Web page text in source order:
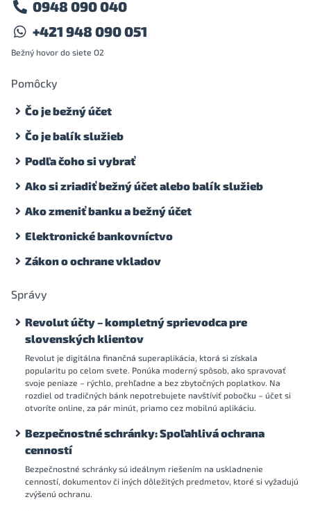
0948 090 040
+421 948 090 051
Bežný hovor do siete O2
Pomôcky
Čo je bežný účet
Čo je balík služieb
Podľa čoho si vybrať
Ako si zriadiť bežný účet alebo balík služieb
Ako zmeniť banku a bežný účet
Elektronické bankovníctvo
Zákon o ochrane vkladov
Správy
Revolut účty – kompletný sprievodca pre
slovenských klientov
Revolut je digitálna finančná superaplikácia, ktorá si získala
popularitu po celom svete. Ponúka moderný spôsob, ako spravovať
svoje peniaze – rýchlo, prehľadne a bez zbytočných poplatkov. Na
rozdiel od tradičných bánk nepotrebujete navštíviť pobočku – účet si
otvoríte online, za pár minút, priamo cez mobilnú aplikáciu.
Bezpečnostné schránky: Spoľahlivá ochrana
cenností
Bezpečnostné schránky sú ideálnym riešením na uskladnenie
cenností, dokumentov či iných dôležitých predmetov, ktoré si vyžadujú
zvýšenú ochranu.